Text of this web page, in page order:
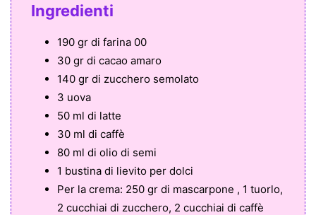
Ingredienti
190 gr di farina 00
30 gr di cacao amaro
140 gr di zucchero semolato
3 uova
50 ml di latte
30 ml di caffè
80 ml di olio di semi
1 bustina di lievito per dolci
Per la crema: 250 gr di mascarpone , 1 tuorlo,
2 cucchiai di zucchero, 2 cucchiai di caffè